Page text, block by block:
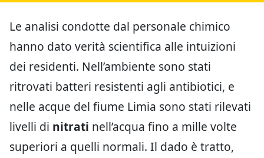
Le analisi condotte dal personale chimico
hanno dato verità scientifica alle intuizioni
dei residenti. Nell’ambiente sono stati
ritrovati batteri resistenti agli antibiotici, e
nelle acque del fiume Limia sono stati rilevati
livelli di nitrati nell’acqua fino a mille volte
superiori a quelli normali. Il dado è tratto,